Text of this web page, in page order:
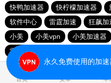
快鸭加速器
快柠檬加速器
软件中心
雷霆加速 狂飙加
小美
小美vpn 小美加速器
雷霆加速版ins
首页 安卓 苹
永久免费使用的加速